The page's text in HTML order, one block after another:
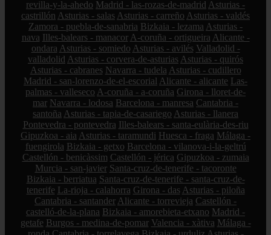
revilla-y-la-ahedo Madrid - las-rozas-de-madrid Asturias -
castrillón Asturias - salas Asturias - carreño Asturias - valdés
Zamora - puebla-de-sanabria Bizkaia - lezama Asturias -
nava Illes-balears - manacor A-coruña - ortigueira Alicante -
ondara Asturias - somiedo Asturias - avilés Valladolid -
valladolid Asturias - corvera-de-asturias Asturias - quirós
Asturias - cabranes Navarra - tudela Asturias - cudillero
Madrid - san-lorenzo-de-el-escorial Alicante - alicante Las-
palmas - valleseco A-coruña - a-coruña Girona - lloret-de-
mar Navarra - lodosa Barcelona - manresa Cantabria -
santoña Asturias - tapia-de-casariego Asturias - llanera
Pontevedra - pontevedra Illes-balears - santa-eulària-des-riu
Gipuzkoa - aia Asturias - taramundi Huesca - fraga Málaga -
fuengirola Bizkaia - getxo Barcelona - vilanova-i-la-geltrú
Castellón - benicàssim Castellón - jérica Gipuzkoa - zumaia
Murcia - san-javier Santa-cruz-de-tenerife - tacoronte
Bizkaia - berriatua Santa-cruz-de-tenerife - santa-cruz-de-
tenerife La-rioja - calahorra Girona - das Asturias - piloña
Cantabria - santander Alicante - torrevieja Castellón -
castelló-de-la-plana Bizkaia - amorebieta-etxano Madrid -
getafe Burgos - medina-de-pomar Valencia - xàtiva Málaga -